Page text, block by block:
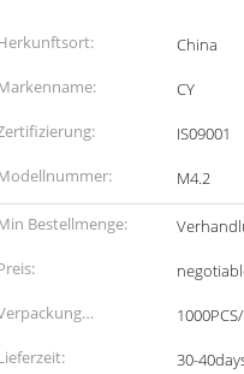
China
CY
IS09001
M4.2
Bestellmenge:
30-